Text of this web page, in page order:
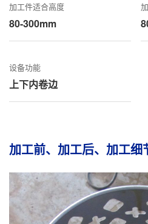
加工件适合高度
80-300mm
设备功能
上下内卷边
加工前、加工后、加工细